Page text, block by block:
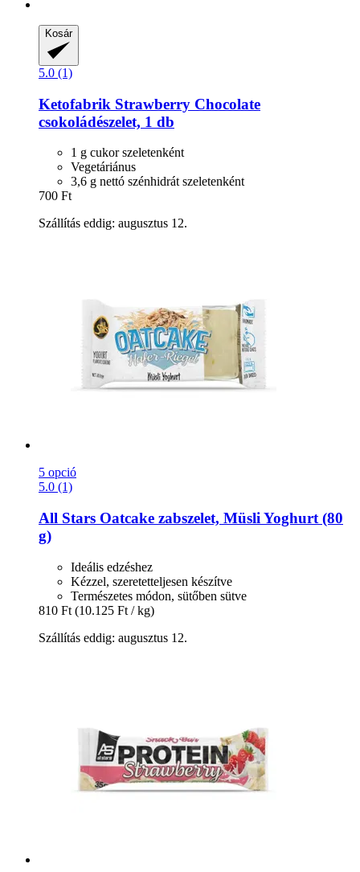
Kosár
5.0 (1)
Ketofabrik Strawberry Chocolate
csokoládészelet, 1 db
1 g cukor szeletenként
Vegetáriánus
3,6 g nettó szénhidrát szeletenként
700 Ft
Szállítás eddig: augusztus 12.
5 opció
5.0 (1)
All Stars Oatcake zabszelet, Müsli Yoghurt (80
g)
Ideális edzéshez
Kézzel, szeretetteljesen készítve
Természetes módon, sütőben sütve
810 Ft (10.125 Ft / kg)
Szállítás eddig: augusztus 12.